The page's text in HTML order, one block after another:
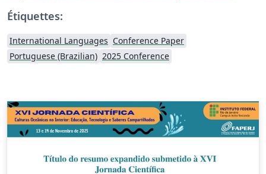
Étiquettes:
International Languages Conference Paper
Portuguese (Brazilian) 2025 Conference